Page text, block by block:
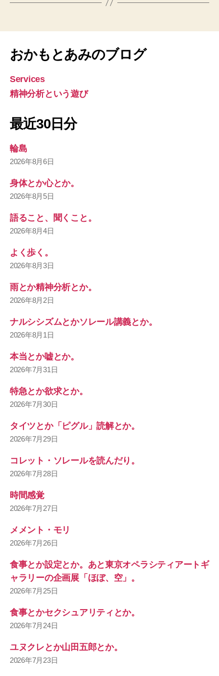
おかもとあみのブログ
Services
精神分析という遊び
最近30日分
輪島
2026年8月6日
身体とか心とか。
2026年8月5日
語ること、聞くこと。
2026年8月4日
よく歩く。
2026年8月3日
雨とか精神分析とか。
2026年8月2日
ナルシシズムとかソレール講義とか。
2026年8月1日
本当とか嘘とか。
2026年7月31日
特急とか欲求とか。
2026年7月30日
タイツとか「ピグル」読解とか。
2026年7月29日
コレット・ソレールを読んだり。
2026年7月28日
時間感覚
2026年7月27日
メメント・モリ
2026年7月26日
食事とか設定とか。あと東京オペラシティアートギ
ャラリーの企画展「ほぼ、空」。
2026年7月25日
食事とかセクシュアリティとか。
2026年7月24日
ユヌクレとか山田五郎とか。
2026年7月23日